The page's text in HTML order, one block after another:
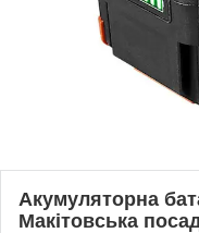
Акумуляторна
Макітовська